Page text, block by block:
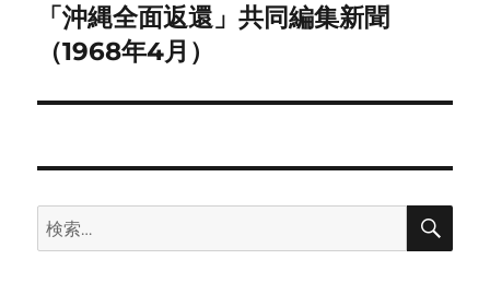
ー
シ
ン
次
の
稿:
「沖縄全面返還」共同編集新聞
（1968年4月）
検
索:
検